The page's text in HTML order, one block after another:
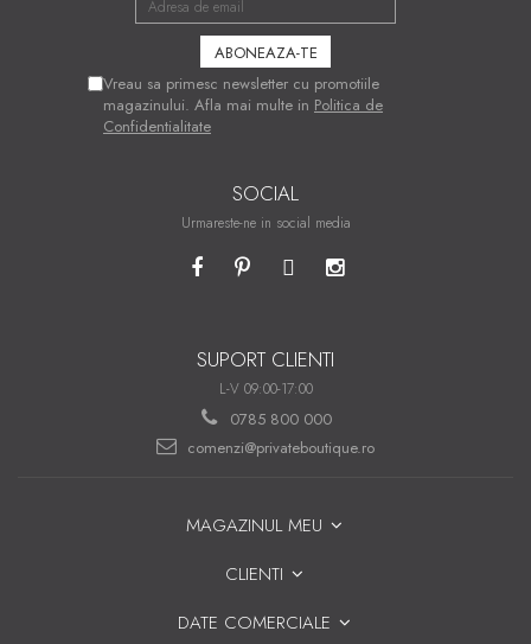
Vreau sa primesc newsletter cu promotiile
magazinului. Afla mai multe in Politica de
Confidentialitate
SOCIAL
Urmareste-ne in social media
SUPORT CLIENTI
L-V 09:00-17:00
0785 800 000
comenzi@privateboutique.ro
MAGAZINUL MEU
CLIENTI
DATE COMERCIALE